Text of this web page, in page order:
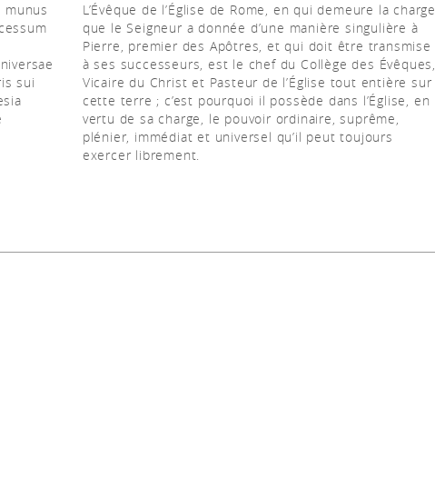
munus
sui
L’Évêque de l’Église de Rome, en qui demeure la charge
que le Seigneur a donnée d’une manière singulière à
Pierre, premier des Apôtres, et qui doit être transmise
à ses successeurs, est le chef du Collège des Évêques,
Vicaire du Christ et Pasteur de l’Église tout entière sur
cette terre ; c’est pourquoi il possède dans l’Église, en
vertu de sa charge, le pouvoir ordinaire, suprême,
plénier, immédiat et universel qu’il peut toujours
exercer librement.